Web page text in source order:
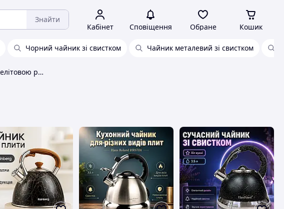
Знайти
Кабінет Сповіщення Обране Кошик
Чорний чайник зі свистком Чайник металевий зі свистком
Чайник зі свистком бакелітовою ручкою